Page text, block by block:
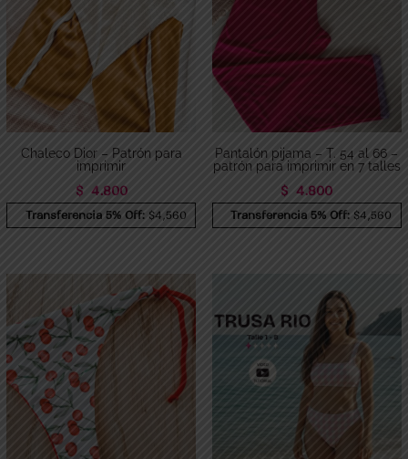
Chaleco Dior – Patrón para
imprimir
$ 4.800
Transferencia 5% Off: $4,560
Pantalón pijama – T. 54 al 66 –
patrón para imprimir en 7 talles
$ 4.800
Transferencia 5% Off: $4,560